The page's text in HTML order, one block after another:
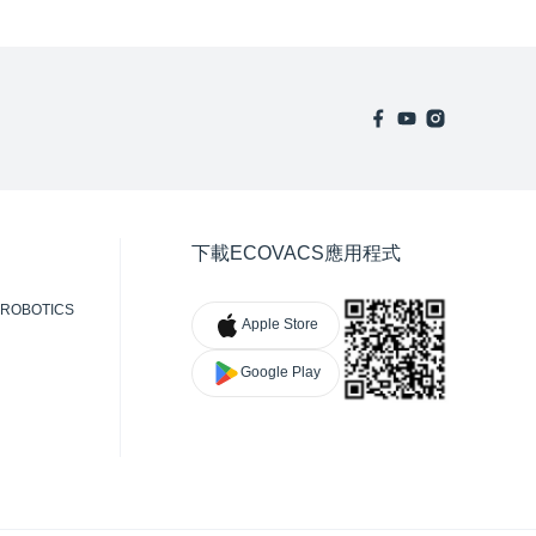
下載ECOVACS應用程式
Apple Store
Google Play